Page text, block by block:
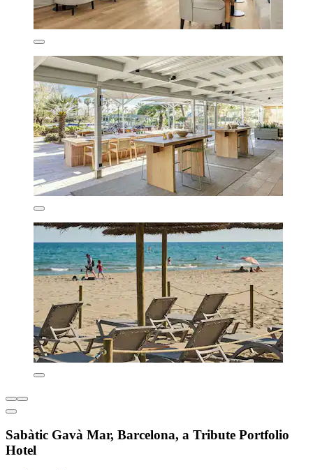
Sabàtic Gavà Mar, Barcelona, a Tribute Portfolio
Hotel